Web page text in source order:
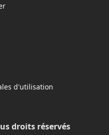
d'utilisation
droits réservés